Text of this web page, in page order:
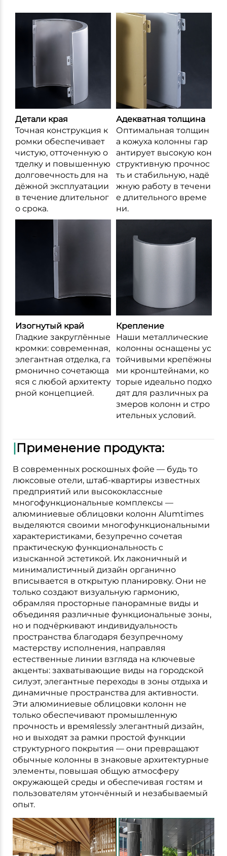
Детали края
Точная конструкция к
ромки обеспечивает
чистую, отточенную о
тделку и повышенную
долговечность для на
дёжной эксплуатации
в течение длительног
о срока.
Адекватная толщина
Оптимальная толщин
а кожуха колонны гар
антирует высокую кон
структивную прочнос
ть и стабильную, надё
жную работу в течени
е длительного време
ни.
Изогнутый край
Гладкие закруглённые
кромки: современная,
элегантная отделка, га
рмонично сочетающа
яся с любой архитекту
рной концепцией.
Крепление
Наши металлические
колонны оснащены ус
тойчивыми крепёжны
ми кронштейнами, ко
торые идеально подхо
дят для различных ра
змеров колонн и стро
ительных условий.
|Применение продукта:
В современных роскошных фойе — будь то
люксовые отели, штаб-квартиры известных
предприятий или высококлассные
многофункциональные комплексы —
алюминиевые облицовки колонн Alumtimes
выделяются своими многофункциональными
характеристиками, безупречно сочетая
практическую функциональность с
изысканной эстетикой. Их лаконичный и
минималистичный дизайн органично
вписывается в открытую планировку. Они не
только создают визуальную гармонию,
обрамляя просторные панорамные виды и
объединяя различные функциональные зоны,
но и подчёркивают индивидуальность
пространства благодаря безупречному
мастерству исполнения, направляя
естественные линии взгляда на ключевые
акценты: захватывающие виды на городской
силуэт, элегантные переходы в зоны отдыха и
динамичные пространства для активности.
Эти алюминиевые облицовки колонн не
только обеспечивают промышленную
прочность и времяlessly элегантный дизайн,
но и выходят за рамки простой функции
структурного покрытия — они превращают
обычные колонны в знаковые архитектурные
элементы, повышая общую атмосферу
окружающей среды и обеспечивая гостям и
пользователям утончённый и незабываемый
опыт.